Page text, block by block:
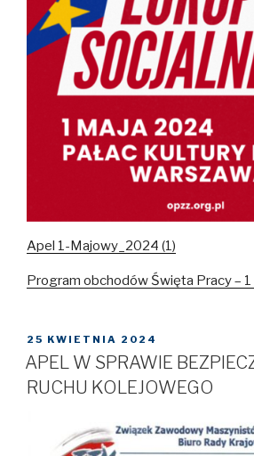
Apel 1-Majowy_2024 (1)
Program obchodów Święta Pracy – 1
OPUBLIKOWANE
W
25 KWIETNIA 2024
APEL W SPRAWIE
RUCHU KOLEJOWEGO